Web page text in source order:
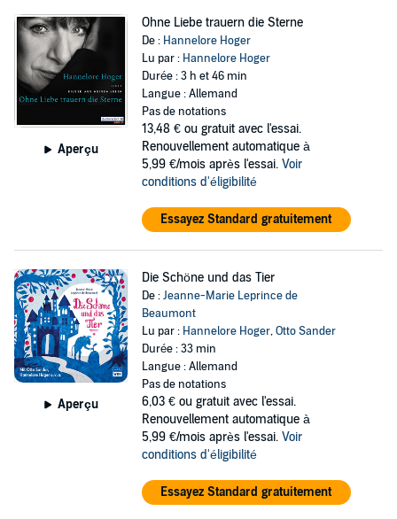
Aperçu
Ohne Liebe trauern die Sterne
De : Hannelore Hoger
Lu par : Hannelore Hoger
Durée : 3 h et 46 min
Langue : Allemand
Pas de notations
13,48 € ou gratuit avec l'essai.
Renouvellement automatique à
5,99 €/mois après l'essai. Voir
conditions d'éligibilité
Essayez Standard gratuitement
Aperçu
Die Schöne und das Tier
De :Jeanne-Marie Leprince de
Beaumont
Lu par : Hannelore Hoger,Otto Sander
Durée : 33 min
Langue : Allemand
Pas de notations
6,03 € ou gratuit avec l'essai.
Renouvellement automatique à
5,99 €/mois après l'essai. Voir
conditions d'éligibilité
Essayez Standard gratuitement